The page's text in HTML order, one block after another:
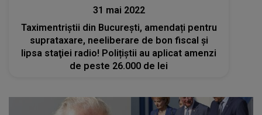
31 mai 2022
Taximentriștii din București, amendați pentru
suprataxare, neeliberare de bon fiscal și
lipsa staţiei radio! Polițiștii au aplicat amenzi
de peste 26.000 de lei